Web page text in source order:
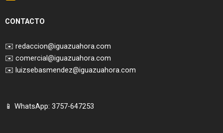
CONTACTO
✉️ redaccion@iguazuahora.com
✉️ comercial@iguazuahora.com
✉️ luizsebasmendez@iguazuahora.com
📱 WhatsApp: 3757-647253